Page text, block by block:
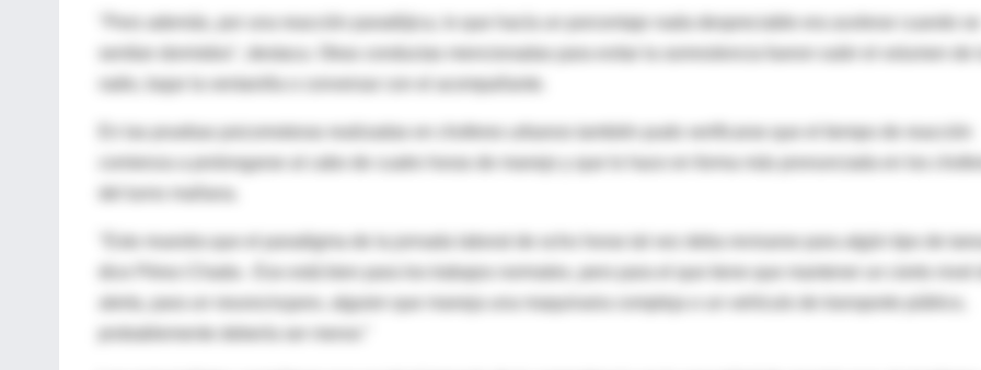
"Pero además, por una reacción paradójica, lo que hacía un porcentaje nada despreciable era acelerar cuando se
En las pruebas psicomotoras realizadas en choferes urbanos también pudo verificarse que el tiempo de reacción
comienza a prolongarse al cabo de cuatro horas de manejo y que lo hace en forma más pronunciada en los
"Esto muestra que el paradigma de la jornada laboral de ocho horas tal vez deba revisarse para algún tipo de
dice Pérez-Chada-. Eso está bien para los trabajos normales, pero para el que tiene que mantener un cierto nivel
alerta, para un neurocirujano, alguien que maneja una maquinaria compleja o un vehículo de transporte público,